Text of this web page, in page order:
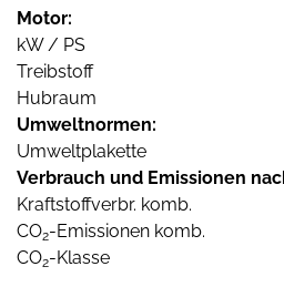
Motor:
kW / PS
Treibstoff
Hubraum
Umweltnormen:
Umweltplakette
Verbrauch und Emissionen
Kraftstoffverbr. komb.
CO2-Emissionen komb.
CO2-Klasse